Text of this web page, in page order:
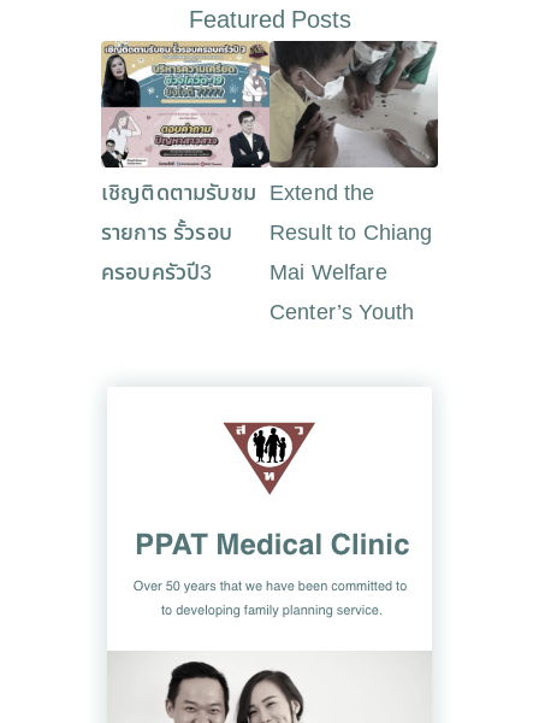
Featured Posts
เชิญติดตามรับชม
รายการ รั้วรอบ
ครอบครัวปี3
Extend the
Result to Chiang
Mai Welfare
Center’s Youth